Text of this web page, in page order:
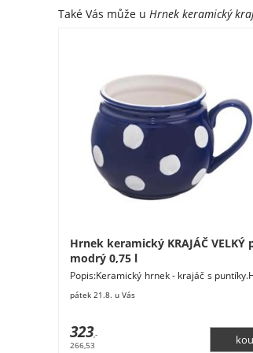
Také Vás může u Hrnek keramický
Hrnek keramický KRAJÁČ VELKÝ
modrý 0,75 l
Popis:Keramický hrnek - krajáč s
pátek 21.8. u Vás
323,-
266,53